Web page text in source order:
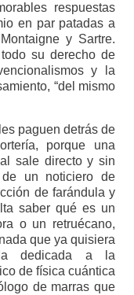
respuestas
en par patadas a
y Sartre.
su derecho de
y la
“del mismo
paguen detrás de
porque una
sale directo y sin
un noticiero de
de farándula y
saber qué es un
o un retruécano,
que ya quisiera
dedicada a la
de física cuántica
de marras que